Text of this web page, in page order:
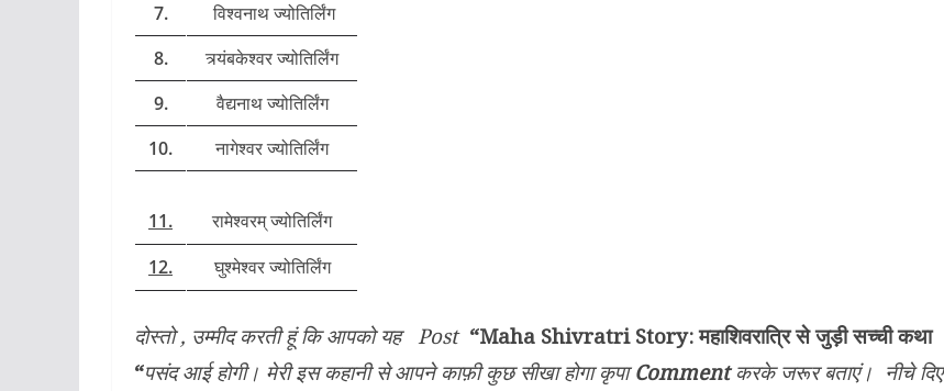
7.
विश्वनाथ ज्योतिर्लिंग
8.
त्र्यंबकेश्वर ज्योतिर्लिंग
9.
वैद्यनाथ ज्योतिर्लिंग
10.
नागेश्वर ज्योतिर्लिंग
11.
रामेश्वरम् ज्योतिर्लिंग
12.
घुश्मेश्वर ज्योतिर्लिंग
दोस्तो , उम्मीद करती हूं कि आपको यह Post “Maha Shivratri Story: महाशिवरात्रि से जुड़ी सच्ची कथा
“पसंद आई होगी। मेरी इस कहानी से आपने काफ़ी कुछ सीखा होगा कृपाCommentकरके जरूर बताएं। नीचे दिए